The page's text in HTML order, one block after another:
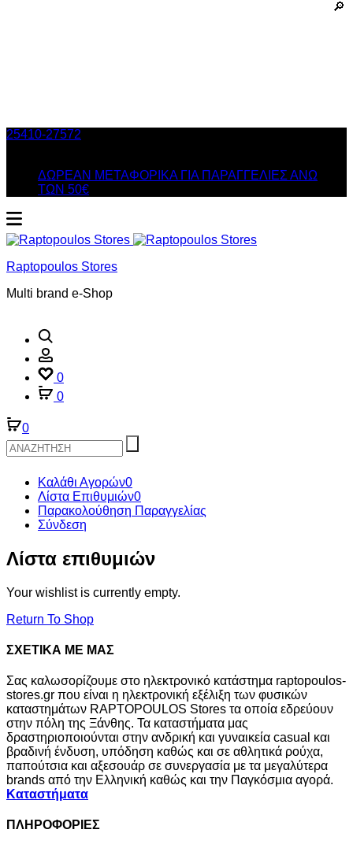
25410-27572
ΔΩΡΕΑΝ ΜΕΤΑΦΟΡΙΚΑ ΓΙΑ ΠΑΡΑΓΓΕΛΙΕΣ ΑΝΩ
ΤΩΝ 50€
Raptopoulos Stores
Multi brand e-Shop
0
0
0
Καλάθι Αγορών0
Λίστα Επιθυμιών0
Παρακολούθηση Παραγγελίας
Σύνδεση
Λίστα επιθυμιών
Your wishlist is currently empty.
Return To Shop
ΣΧΕΤΙΚΑ ΜΕ ΜΑΣ
Σας καλωσορίζουμε στο ηλεκτρονικό κατάστημα raptopoulos-
stores.gr που είναι η ηλεκτρονική εξέλιξη των φυσικών
καταστημάτων RAPTOPOULOS Stores τα οποία εδρεύουν
στην πόλη της Ξάνθης. Τα καταστήματα μας
δραστηριοποιούνται στην ανδρική και γυναικεία casual και
βραδινή ένδυση, υπόδηση καθώς και σε αθλητικά ρούχα,
παπούτσια και αξεσουάρ σε συνεργασία με τα μεγαλύτερα
brands από την Ελληνική καθώς και την Παγκόσμια αγορά.
Καταστήματα
ΠΛΗΡΟΦΟΡΙΕΣ